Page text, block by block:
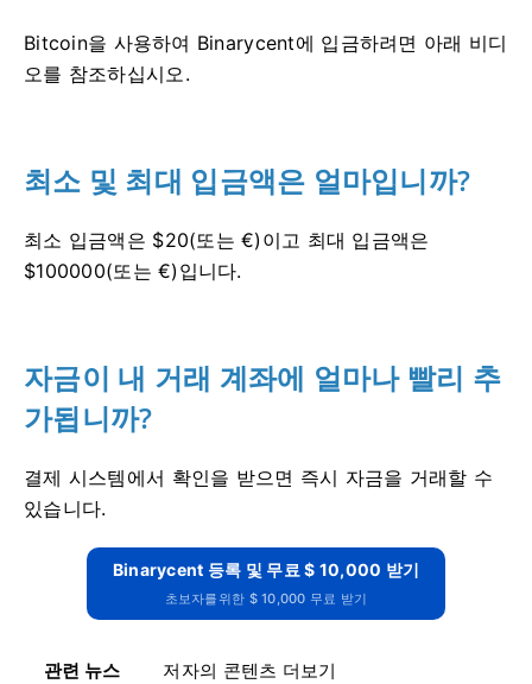
Bitcoin을 사용하여 Binarycent에 입금하려면 아래 비디
오를 참조하십시오.
최소 및 최대 입금액은 얼마입니까?
최소 입금액은 $20(또는 €)이고 최대 입금액은
$100000(또는 €)입니다.
자금이 내 거래 계좌에 얼마나 빨리 추
가됩니까?
결제 시스템에서 확인을 받으면 즉시 자금을 거래할 수
있습니다.
Binarycent 등록 및 무료 $ 10,000 받기
초보자를위한 $ 10,000 무료 받기
관련 뉴스 저자의 콘텐츠 더보기